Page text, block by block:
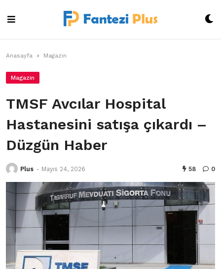
content
Anasayfa » Magazin
Magazin
TMSF Avcılar Hospital
Hastanesini satışa çıkardı –
Düzgün Haber
Plus - Mayıs 24, 2026 58 0